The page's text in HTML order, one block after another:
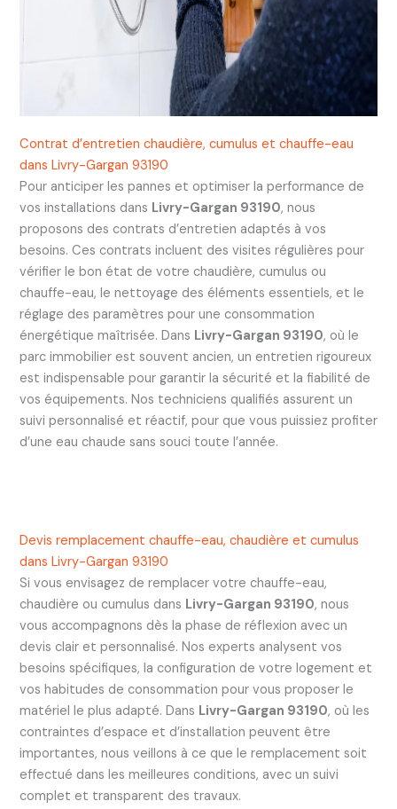
Contrat d’entretien chaudière, cumulus et chauffe-eau
dans Livry-Gargan 93190
Pour anticiper les pannes et optimiser la performance de
vos installations dans Livry-Gargan 93190, nous
proposons des contrats d’entretien adaptés à vos
besoins. Ces contrats incluent des visites régulières pour
vérifier le bon état de votre chaudière, cumulus ou
chauffe-eau, le nettoyage des éléments essentiels, et le
réglage des paramètres pour une consommation
énergétique maîtrisée. Dans Livry-Gargan 93190, où le
parc immobilier est souvent ancien, un entretien rigoureux
est indispensable pour garantir la sécurité et la fiabilité de
vos équipements. Nos techniciens qualifiés assurent un
suivi personnalisé et réactif, pour que vous puissiez profiter
d’une eau chaude sans souci toute l’année.
Devis remplacement chauffe-eau, chaudière et cumulus
dans Livry-Gargan 93190
Si vous envisagez de remplacer votre chauffe-eau,
chaudière ou cumulus dans Livry-Gargan 93190, nous
vous accompagnons dès la phase de réflexion avec un
devis clair et personnalisé. Nos experts analysent vos
besoins spécifiques, la configuration de votre logement et
vos habitudes de consommation pour vous proposer le
matériel le plus adapté. Dans Livry-Gargan 93190, où les
contraintes d’espace et d’installation peuvent être
importantes, nous veillons à ce que le remplacement soit
effectué dans les meilleures conditions, avec un suivi
complet et transparent des travaux.